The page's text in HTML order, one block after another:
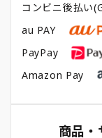
コンビニ後払い
au PAY
PayPay
Amazon Pay
商品・